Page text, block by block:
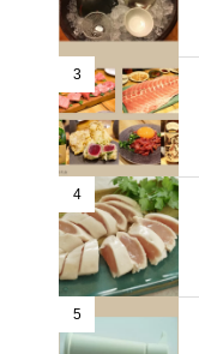
3
4
5